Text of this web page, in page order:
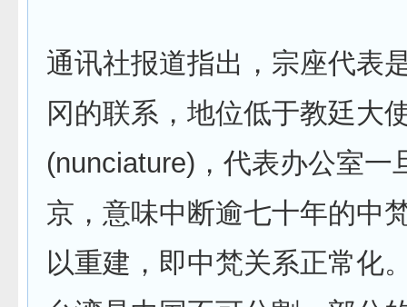
通讯社报道指出，宗座代表
冈的联系，地位低于教廷大
(nunciature)，代表办公室一
京，意味中断逾七十年的中
以重建，即中梵关系正常化